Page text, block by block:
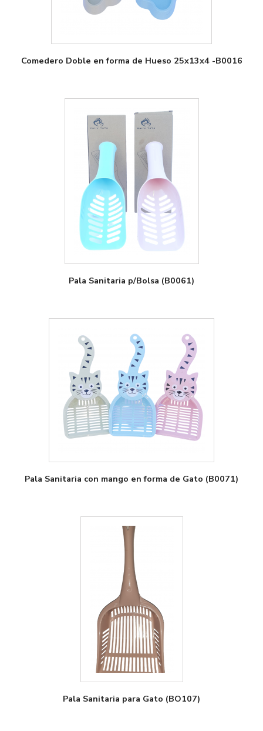
Comedero Doble en forma de Hueso 25x13x4 -B0016
Pala Sanitaria p/Bolsa (B0061)
Pala Sanitaria con mango en forma de Gato (B0071)
Pala Sanitaria para Gato (BO107)